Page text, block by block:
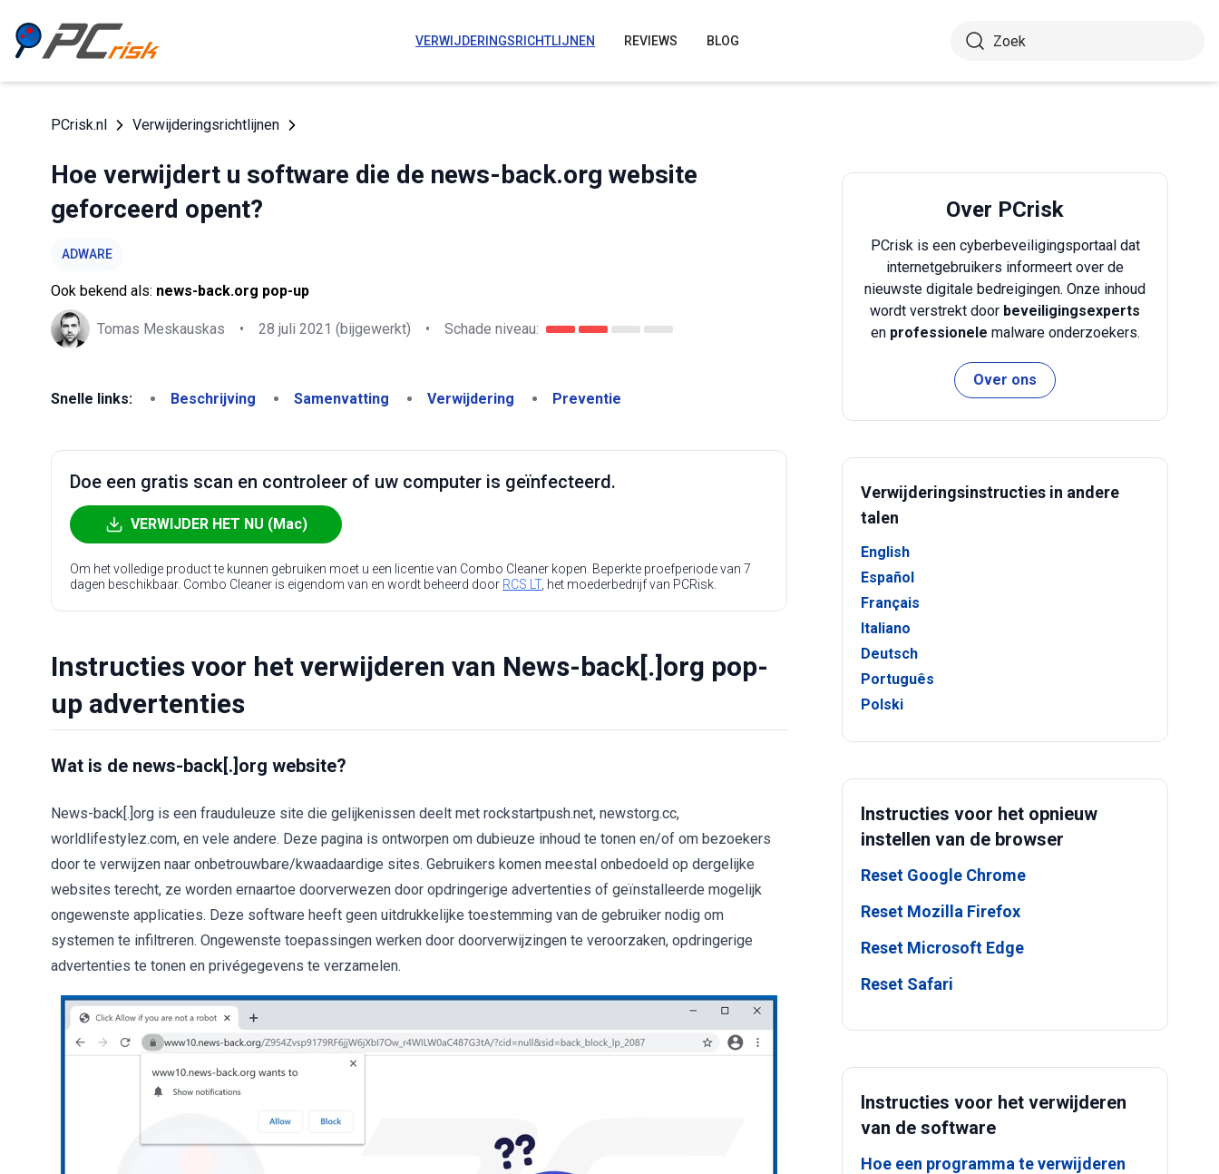
VERWIJDERINGSRICHTLIJNEN REVIEWS BLOG
PCrisk.nl Verwijderingsrichtlijnen
Hoe verwijdert u software die de news-back.org website
geforceerd opent?
ADWARE
Ook bekend als: news-back.org pop-up
Tomas Meskauskas • 28 juli 2021 (bijgewerkt) • Schade niveau:
Snelle links: Beschrijving Samenvatting Verwijdering Preventie
Doe een gratis scan en controleer of uw computer is geïnfecteerd.
VERWIJDER HET NU (Mac)
Om het volledige product te kunnen gebruiken moet u een licentie van Combo Cleaner kopen. Beperkte proefperiode van 7
dagen beschikbaar. Combo Cleaner is eigendom van en wordt beheerd door RCS LT, het moederbedrijf van PCRisk.
Instructies voor het verwijderen van News-back[.]org pop-
up advertenties
Wat is de news-back[.]org website?
News-back[.]org is een frauduleuze site die gelijkenissen deelt met rockstartpush.net, newstorg.cc,
worldlifestylez.com, en vele andere. Deze pagina is ontworpen om dubieuze inhoud te tonen en/of om bezoekers
door te verwijzen naar onbetrouwbare/kwaadaardige sites. Gebruikers komen meestal onbedoeld op dergelijke
websites terecht, ze worden ernaartoe doorverwezen door opdringerige advertenties of geïnstalleerde mogelijk
ongewenste applicaties. Deze software heeft geen uitdrukkelijke toestemming van de gebruiker nodig om
systemen te infiltreren. Ongewenste toepassingen werken door doorverwijzingen te veroorzaken, opdringerige
advertenties te tonen en privégegevens te verzamelen.
Over PCrisk
PCrisk is een cyberbeveiligingsportaal dat
internetgebruikers informeert over de
nieuwste digitale bedreigingen. Onze inhoud
wordt verstrekt door beveiligingsexperts
en professionele malware onderzoekers.
Over ons
Verwijderingsinstructies in andere
talen
English
Español
Français
Italiano
Deutsch
Português
Polski
Instructies voor het opnieuw
instellen van de browser
Reset Google Chrome
Reset Mozilla Firefox
Reset Microsoft Edge
Reset Safari
Instructies voor het verwijderen
van de software
Hoe een programma te verwijderen